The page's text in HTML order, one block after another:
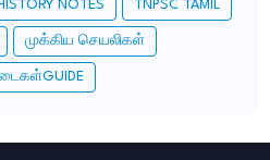
NOTES TNPSC TAMIL
முக்கிய செயலிகள்